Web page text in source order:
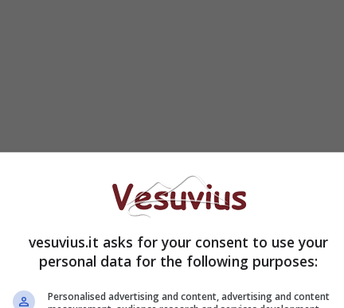
via mare questo, ma per loro fortuna
soltanto con un grande spavento e ferite di
soccorso medico hanno, infatti, riportato
dal maresciallo Riviello della guardia
dell’episodio: “I feriti ci sono stati perché
sulle scale in attesa di scendere a Procida e
dei passeggeri anche i medici presenti nel
vesuvius.it asks for your consent to use your
personal data for the following purposes:
Personalised advertising and content, advertising and content